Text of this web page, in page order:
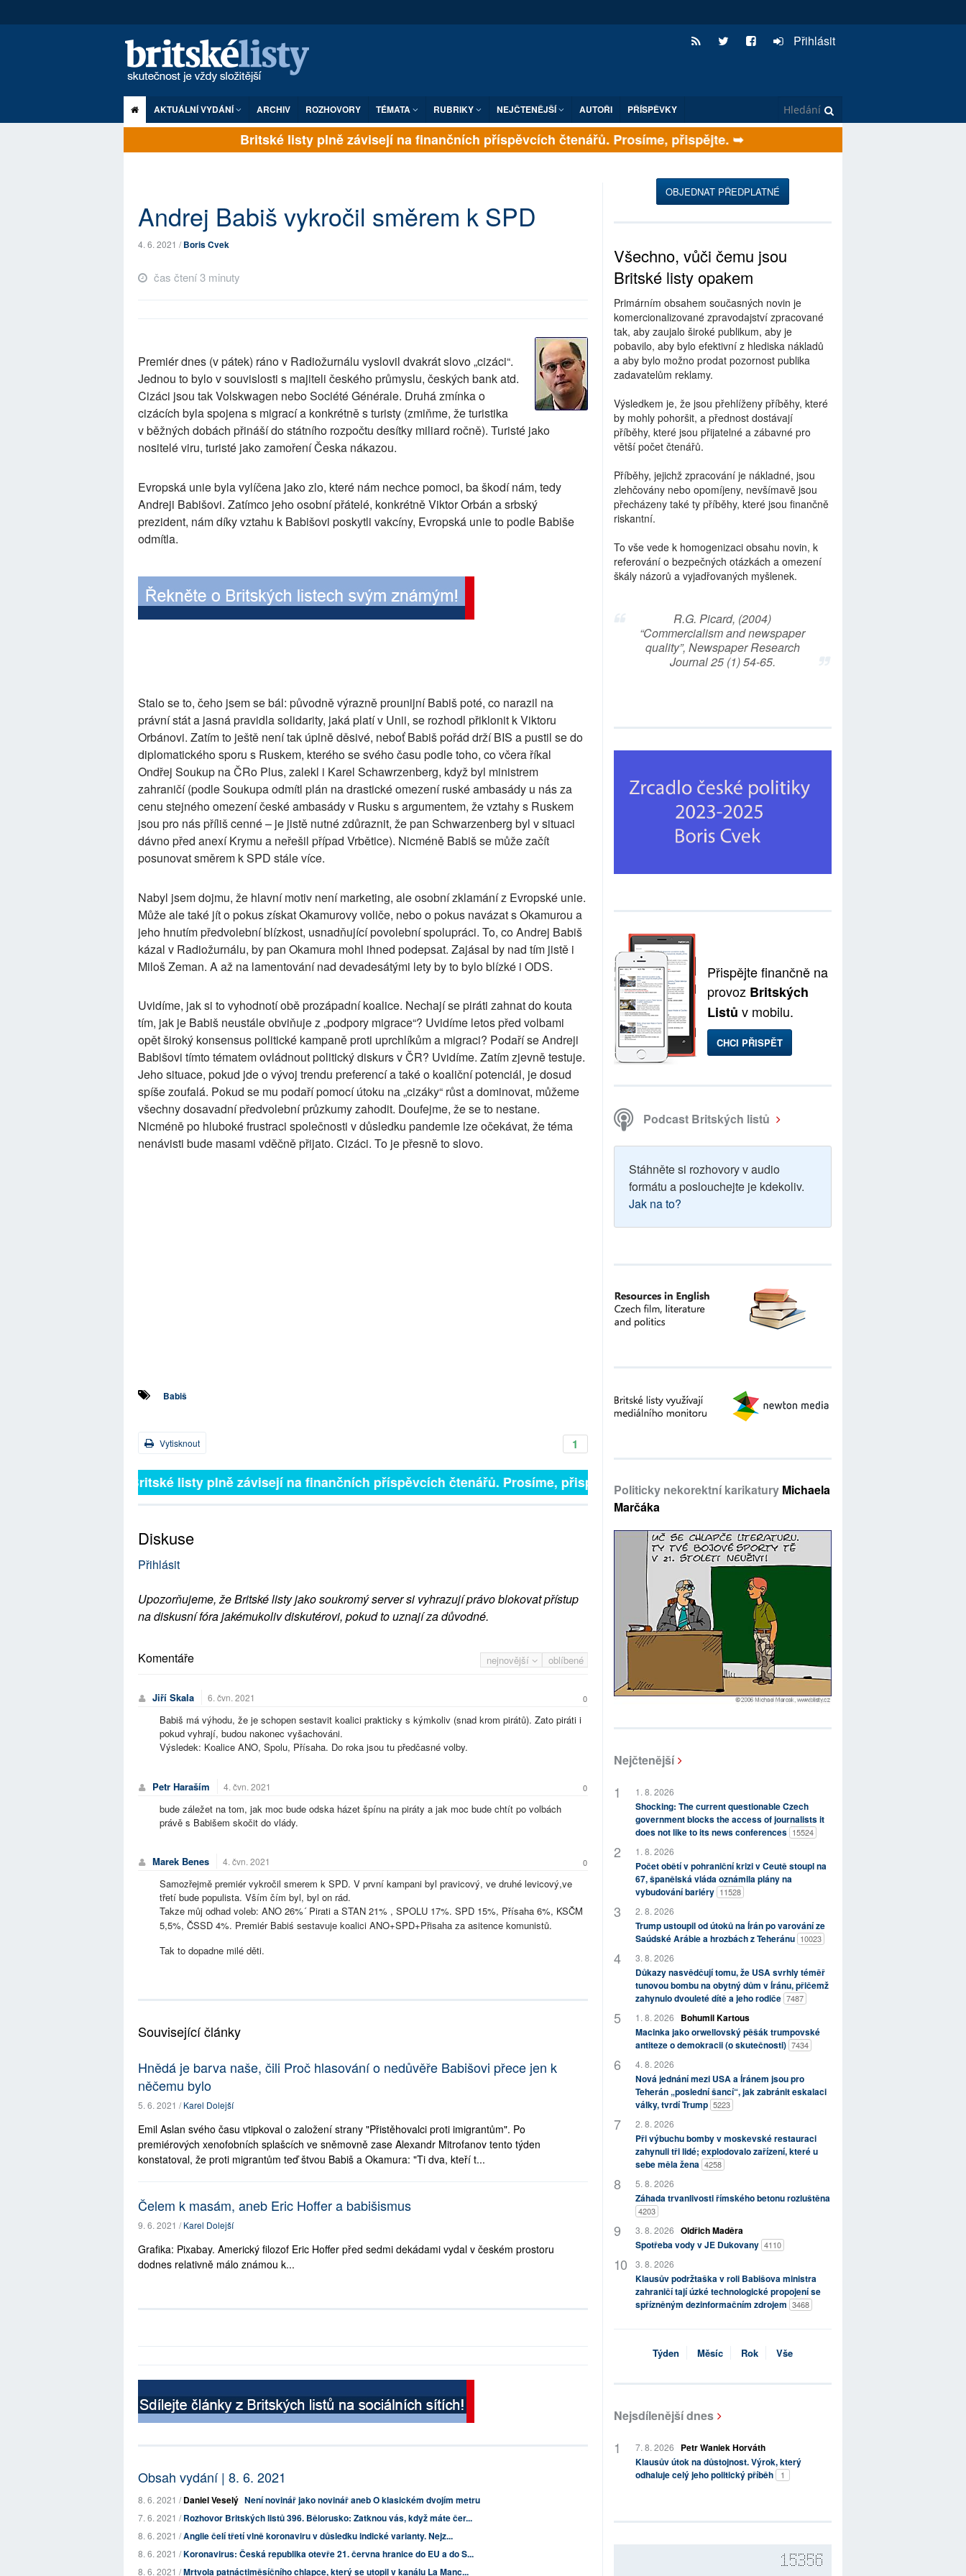
Přihlásit
AKTUÁLNÍ VYDÁNÍ ARCHIV ROZHOVORY TÉMATA RUBRIKY NEJČTENĚJŠÍ AUTOŘI PŘÍSPĚVKY
Britské listy plně závisejí na finančních příspěvcích čtenářů. Prosíme, přispějte. ➥
Andrej Babiš vykročil směrem k SPD
4. 6. 2021 /Boris Cvek
čas čtení 3 minuty
Premiér dnes (v pátek) ráno v Radiožurnálu vyslovil dvakrát slovo „cizáci“.
Jednou to bylo v souvislosti s majiteli českého průmyslu, českých bank atd.
Cizáci jsou tak Volskwagen nebo Société Générale. Druhá zmínka o
cizácích byla spojena s migrací a konkrétně s turisty (zmiňme, že turistika
v běžných dobách přináší do státního rozpočtu desítky miliard ročně). Turisté jako
nositelé viru, turisté jako zamoření Česka nákazou.
Evropská unie byla vylíčena jako zlo, které nám nechce pomoci, ba škodí nám, tedy
Andreji Babišovi. Zatímco jeho osobní přátelé, konkrétně Viktor Orbán a srbský
prezident, nám díky vztahu k Babišovi poskytli vakcíny, Evropská unie to podle Babiše
odmítla.
Stalo se to, čeho jsem se bál: původně výrazně prounijní Babiš poté, co narazil na
právní stát a jasná pravidla solidarity, jaká platí v Unii, se rozhodl přiklonit k Viktoru
Orbánovi. Zatím to ještě není tak úplně děsivé, neboť Babiš pořád drží BIS a pustil se do
diplomatického sporu s Ruskem, kterého se svého času podle toho, co včera říkal
Ondřej Soukup na ČRo Plus, zalekl i Karel Schawrzenberg, když byl ministrem
zahraničí (podle Soukupa odmítl plán na drastické omezení ruské ambasády u nás za
cenu stejného omezení české ambasády v Rusku s argumentem, že vztahy s Ruskem
jsou pro nás příliš cenné – je jistě nutné zdůraznit, že pan Schwarzenberg byl v situaci
dávno před anexí Krymu a neřešil případ Vrbětice). Nicméně Babiš se může začít
posunovat směrem k SPD stále více.
Nabyl jsem dojmu, že hlavní motiv není marketing, ale osobní zklamání z Evropské unie.
Může ale také jít o pokus získat Okamurovy voliče, nebo o pokus navázat s Okamurou a
jeho hnutím předvolební blízkost, usnadňující povolební spolupráci. To, co Andrej Babiš
kázal v Radiožurnálu, by pan Okamura mohl ihned podepsat. Zajásal by nad tím jistě i
Miloš Zeman. A až na lamentování nad devadesátými lety by to bylo blízké i ODS.
Uvidíme, jak si to vyhodnotí obě prozápadní koalice. Nechají se piráti zahnat do kouta
tím, jak je Babiš neustále obviňuje z „podpory migrace“? Uvidíme letos před volbami
opět široký konsensus politické kampaně proti uprchlíkům a migraci? Podaří se Andreji
Babišovi tímto tématem ovládnout politický diskurs v ČR? Uvidíme. Zatím zjevně testuje.
Jeho situace, pokud jde o vývoj trendu preferencí a také o koaliční potenciál, je dosud
spíše zoufalá. Pokud se mu podaří pomocí útoku na „cizáky“ růst a dominovat, můžeme
všechny dosavadní předvolební průzkumy zahodit. Doufejme, že se to nestane.
Nicméně po hluboké frustraci společnosti v důsledku pandemie lze očekávat, že téma
nenávisti bude masami vděčně přijato. Cizáci. To je přesně to slovo.
Babiš
1
Vytisknout
Britské listy plně závisejí na finančních příspěvcích čtenářů. Prosíme, přispějte. ➥
Diskuse
Přihlásit
Upozorňujeme, že Britské listy jako soukromý server si vyhrazují právo blokovat přístup
na diskusní fóra jakémukoliv diskutérovi, pokud to uznají za důvodné.
nejnovější oblíbené
Komentáře
Jiří Skala 6. čvn. 2021 0
Babiš má výhodu, že je schopen sestavit koalici prakticky s kýmkoliv (snad krom pirátů). Zato piráti i
pokud vyhrají, budou nakonec vyšachováni.
Výsledek: Koalice ANO, Spolu, Přísaha. Do roka jsou tu předčasné volby.
Petr Haraším 4. čvn. 2021 0
bude záležet na tom, jak moc bude odska házet špínu na piráty a jak moc bude chtít po volbách
právě s Babišem skočit do vlády.
Marek Benes 4. čvn. 2021 0
Samozřejmě premiér vykročil smerem k SPD. V první kampani byl pravicový, ve druhé levicový,ve
třetí bude populista. Vším čím byl, byl on rád.
Takze můj odhad voleb: ANO 26%´ Pirati a STAN 21% , SPOLU 17%. SPD 15%, Přísaha 6%, KSČM
5,5%, ČSSD 4%. Premiér Babiś sestavuje koalici ANO+SPD+Přisaha za asitence komunistů.
Tak to dopadne milé děti.
Související články
Hnědá je barva naše, čili Proč hlasování o nedůvěře Babišovi přece jen k
něčemu bylo
5. 6. 2021 /Karel Dolejší
Emil Aslan svého času vtipkoval o založení strany "Přistěhovalci proti imigrantům". Po
premiérových xenofobních splašcích ve sněmovně zase Alexandr Mitrofanov tento týden
konstatoval, že proti migrantům teď štvou Babiš a Okamura: "Ti dva, kteří t...
Čelem k masám, aneb Eric Hoffer a babišismus
9. 6. 2021 /Karel Dolejší
Grafika: Pixabay. Americký filozof Eric Hoffer před sedmi dekádami vydal v českém prostoru
dodnes relativně málo známou k...
Obsah vydání | 8. 6. 2021
8. 6. 2021 /Daniel Veselý Není novinář jako novinář aneb O klasickém dvojím metru
7. 6. 2021 /Rozhovor Britských listů 396. Bělorusko: Zatknou vás, když máte čer...
8. 6. 2021 /Anglie čelí třetí vlně koronaviru v důsledku indické varianty. Nejz...
8. 6. 2021 /Koronavirus: Česká republika otevře 21. června hranice do EU a do S...
8. 6. 2021 /Mrtvola patnáctiměsíčního chlapce, který se utopil v kanálu La Manc...
OBJEDNAT PŘEDPLATNÉ
Všechno, vůči čemu jsou
Britské listy opakem
Primárním obsahem současných novin je
komercionalizované zpravodajství zpracované
tak, aby zaujalo široké publikum, aby je
pobavilo, aby bylo efektivní z hlediska nákladů
a aby bylo možno prodat pozornost publika
zadavatelům reklamy.
Výsledkem je, že jsou přehlíženy příběhy, které
by mohly pohoršit, a přednost dostávají
příběhy, které jsou přijatelné a zábavné pro
větší počet čtenářů.
Příběhy, jejichž zpracování je nákladné, jsou
zlehčovány nebo opomíjeny, nevšímavě jsou
přecházeny také ty příběhy, které jsou finančně
riskantní.
To vše vede k homogenizaci obsahu novin, k
referování o bezpečných otázkách a omezení
škály názorů a vyjadřovaných myšlenek.
R.G. Picard, (2004)
“Commercialism and newspaper
quality”, Newspaper Research
Journal 25 (1) 54-65.
Přispějte finančně na
provoz Britských
Listů v mobilu.
CHCI PŘISPĚT
Podcast Britských listů
Stáhněte si rozhovory v audio
formátu a poslouchejte je kdekoliv.
Jak na to?
Politicky nekorektní karikatury Michaela
Marčáka
Nejčtenější
1. 8. 2026
Shocking: The current questionable Czech
government blocks the access of journalists it
does not like to its news conferences 15524
1. 8. 2026
Počet obětí v pohraniční krizi v Ceutě stoupl na
67, španělská vláda oznámila plány na
vybudování bariéry 11528
2. 8. 2026
Trump ustoupil od útoků na Írán po varování ze
Saúdské Arábie a hrozbách z Teheránu 10023
3. 8. 2026
Důkazy nasvědčují tomu, že USA svrhly téměř
tunovou bombu na obytný dům v Íránu, přičemž
zahynulo dvouleté dítě a jeho rodiče 7487
1. 8. 2026
Bohumil Kartous
Macinka jako orwellovský pěšák trumpovské
antiteze o demokracii (o skutečnosti) 7434
4. 8. 2026
Nová jednání mezi USA a Íránem jsou pro
Teherán „poslední šancí“, jak zabránit eskalaci
války, tvrdí Trump 5223
2. 8. 2026
Při výbuchu bomby v moskevské restauraci
zahynuli tři lidé; explodovalo zařízení, které u
sebe měla žena 4258
5. 8. 2026
Záhada trvanlivosti římského betonu rozluštěna
4203
3. 8. 2026 Oldřich Maděra
Spotřeba vody v JE Dukovany 4110
3. 8. 2026
Klausův podržtaška v roli Babišova ministra
zahraničí tají úzké technologické propojení se
spřízněným dezinformačním zdrojem 3468
Týden Měsíc Rok Vše
Nejsdílenější dnes
7. 8. 2026
Petr Waniek Horváth
Klausův útok na důstojnost. Výrok, který
odhaluje celý jeho politický příběh
1
15356